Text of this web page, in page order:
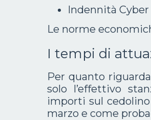
Indennità Cyber
Le norme
I tempi di
Per quanto
solo l’effettivo
importi sul
marzo e come